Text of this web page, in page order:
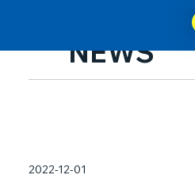
NEWS
2022-12-01